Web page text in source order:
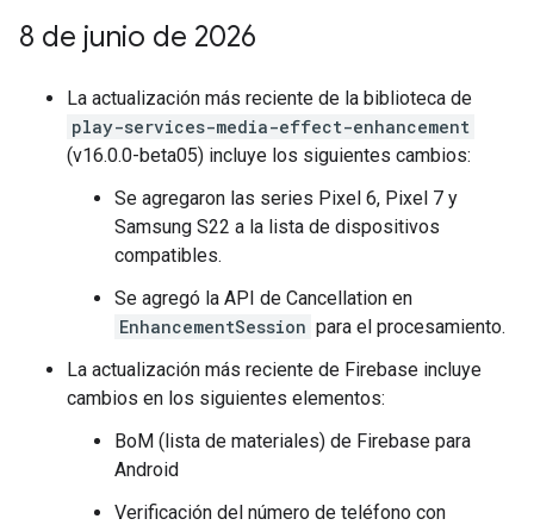
8 de junio de 2026
La actualización más reciente de la biblioteca de
play-services-media-effect-enhancement
(v16.0.0-beta05) incluye los siguientes cambios:
Se agregaron las series Pixel 6, Pixel 7 y
Samsung S22 a la lista de dispositivos
compatibles.
Se agregó la API de Cancellation en
EnhancementSession para el procesamiento.
La actualización más reciente de Firebase incluye
cambios en los siguientes elementos:
BoM (lista de materiales) de Firebase para
Android
Verificación del número de teléfono con